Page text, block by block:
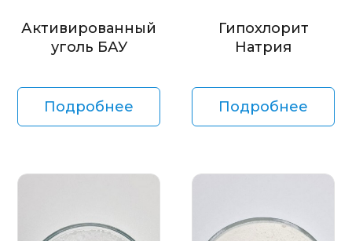
Активированный
уголь БАУ
Подробнее
Гипохлорит
Натрия
Подробнее